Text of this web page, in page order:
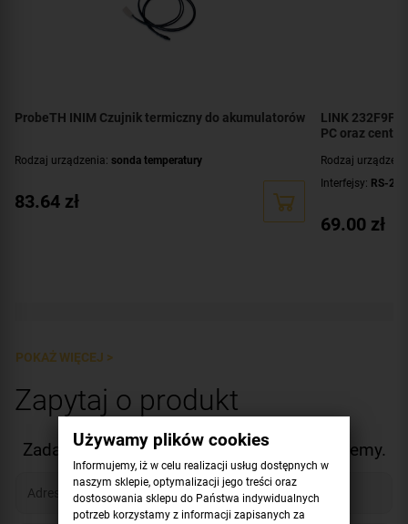
ProbeTH INIM Czujnik termiczny do akumulatorów
Rodzaj urządzenia: sonda temperatury
83.64 zł
LINK 232F9F9
PC oraz central
Rodzaj
Interfejsy: RS-232
69.00 zł
POKAŻ WIĘCEJ >
Zapytaj o produkt
Zadaj nam pytanie. Z chęcią na nie odpowiemy.
Używamy plików cookies
Informujemy, iż w celu realizacji usług dostępnych w
naszym sklepie, optymalizacji jego treści oraz
dostosowania sklepu do Państwa indywidualnych
potrzeb korzystamy z informacji zapisanych za